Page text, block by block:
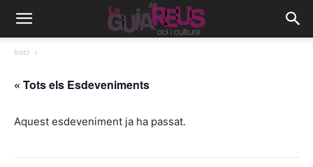
Inici
« Tots els Esdeveniments
Aquest esdeveniment ja ha passat.